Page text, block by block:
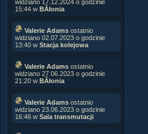
widziano 17.12.2024 o godzinie
15:44 w BÂłonia
Valerie Adams ostatnio
widziano 02.07.2023 o godzinie
13:40 w Stacja kolejowa
Valerie Adams ostatnio
widziano 27.06.2023 o godzinie
21:20 w BÂłonia
Valerie Adams ostatnio
widziano 23.06.2023 o godzinie
16:46 w Sala transmutacji